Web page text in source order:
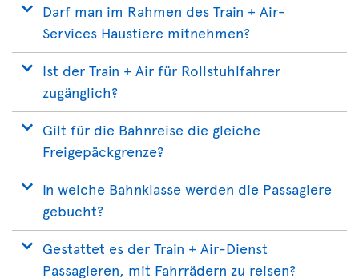
Darf man im Rahmen des Train + Air-
Services Haustiere mitnehmen?
Ist der Train + Air für Rollstuhlfahrer
zugänglich?
Gilt für die Bahnreise die gleiche
Freigepäckgrenze?
In welche Bahnklasse werden die Passagiere
gebucht?
Gestattet es der Train + Air-Dienst
Passagieren, mit Fahrrädern zu reisen?